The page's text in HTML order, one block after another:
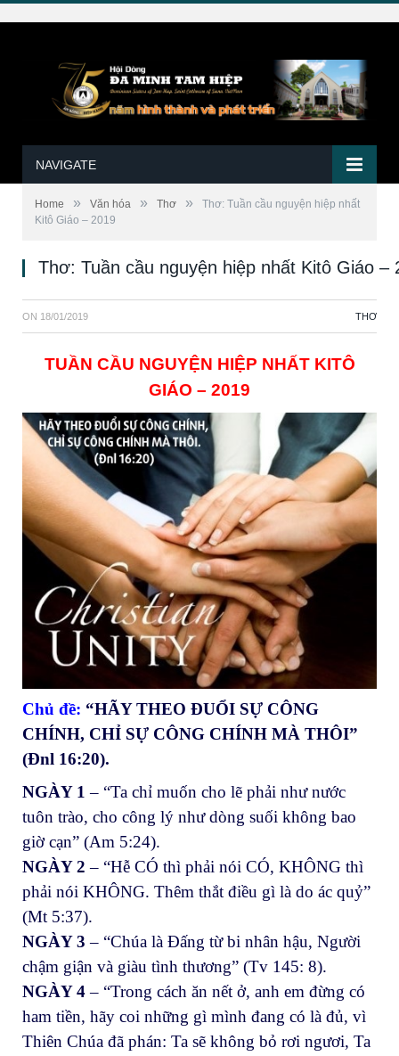
NAVIGATE
Home » Văn hóa » Thơ »
Thơ: Tuần cầu nguyện hiệp nhất
Kitô Giáo – 2019
Thơ: Tuần cầu nguyện hiệp nhất Kitô Giáo –
ON 18/01/2019 THƠ
TUẦN CẦU NGUYỆN HIỆP NHẤT KITÔ
GIÁO – 2019
Chủ đề: “HÃY THEO ĐUỔI SỰ CÔNG
CHÍNH, CHỈ SỰ CÔNG CHÍNH MÀ THÔI”
(Đnl 16:20).
NGÀY 1 – “Ta chỉ muốn cho lẽ phải như nước
tuôn trào, cho công lý như dòng suối không bao
giờ cạn” (Am 5:24).
NGÀY 2 – “Hễ CÓ thì phải nói CÓ, KHÔNG thì
phải nói KHÔNG. Thêm thắt điều gì là do ác quỷ”
(Mt 5:37).
NGÀY 3 – “Chúa là Đấng từ bi nhân hậu, Người
chậm giận và giàu tình thương” (Tv 145: 8).
NGÀY 4– “Trong cách ăn nết ở, anh em đừng có
ham tiền, hãy coi những gì mình đang có là đủ, vì
Thiên Chúa đã phán: Ta sẽ không bỏ rơi ngươi, Ta